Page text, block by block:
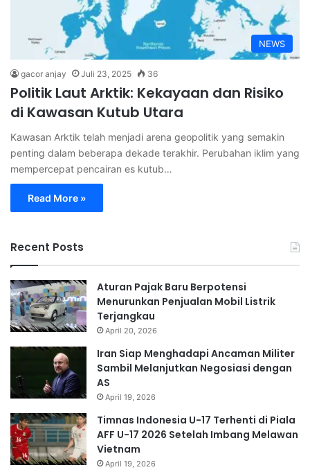
NEWS
gacor anjay Juli 23, 2025 36
Politik Laut Arktik: Kekayaan dan Risiko
di Kawasan Kutub Utara
Kawasan Arktik telah menjadi arena geopolitik yang semakin
penting dalam beberapa dekade terakhir. Perubahan iklim yang
mempercepat pencairan es kutub…
Read More »
Recent Posts
Aturan Pajak Baru Berpotensi
Menurunkan Penjualan Mobil Listrik
Terjangkau
April 20, 2026
Iran Siap Menghadapi Ancaman Militer
Sambil Melanjutkan Negosiasi dengan
AS
April 19, 2026
Timnas Indonesia U-17 Terhenti di Piala
AFF U-17 2026 Setelah Imbang Melawan
Vietnam
April 19, 2026